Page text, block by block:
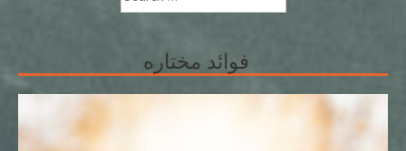
for:
فوائد مختاره